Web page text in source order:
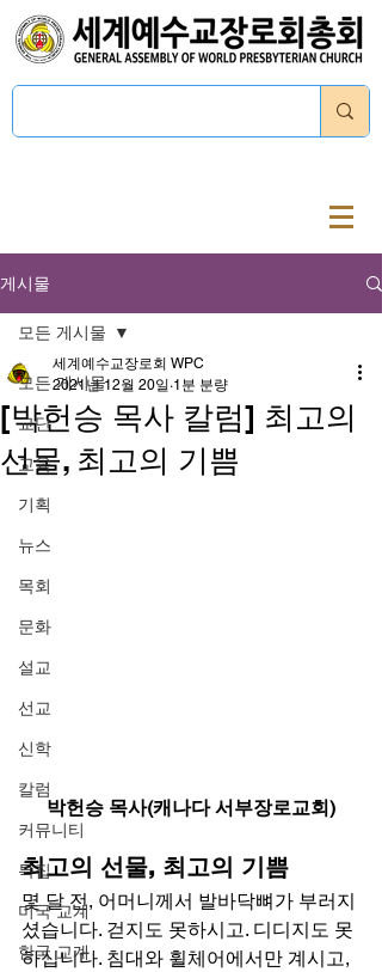
게시물
모든 게시물
교단
교육
기획
뉴스
목회
문화
설교
선교
신학
칼럼
커뮤니티
특집
미국 교계
한국 교계
모든 게시물
[박헌승 목사 칼럼] 최고의
선물, 최고의 기쁨
세계예수교장로회 WPC
2021년 12월 20일 1분 분량
박헌승 목사(캐나다 서부장로교회)
최고의 선물, 최고의 기쁨
몇 달 전, 어머니께서 발바닥뼈가 부러지
셨습니다. 걷지도 못하시고. 디디지도 못
하십니다. 침대와 휠체어에서만 계시고,